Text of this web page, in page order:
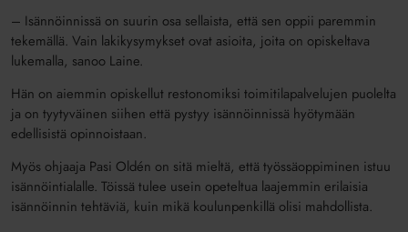
– Isännöinnissä on suurin osa sellaista, että sen oppii paremmin
tekemällä. Vain lakikysymykset ovat asioita, joita on opiskeltava
lukemalla, sanoo Laine.
Hän on aiemmin opiskellut restonomiksi toimitilapalvelujen puolelta
ja on tyytyväinen siihen että pystyy isännöinnissä hyötymään
edellisistä opinnoistaan.
Myös ohjaaja Pasi Oldén on sitä mieltä, että työssäoppiminen istuu
isännöintialalle. Töissä tulee usein opeteltua laajemmin erilaisia
isännöinnin tehtäviä, kuin mikä koulunpenkillä olisi mahdollista.